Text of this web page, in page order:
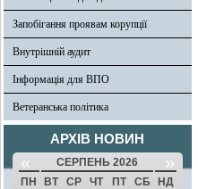
Запобігання проявам корупції
Внутрішній аудит
Інформація для ВПО
Ветеранська політика
АРХІВ НОВИН
« СЕРПЕНЬ 2026 »
ПН ВТ СР ЧТ ПТ СБ
НД